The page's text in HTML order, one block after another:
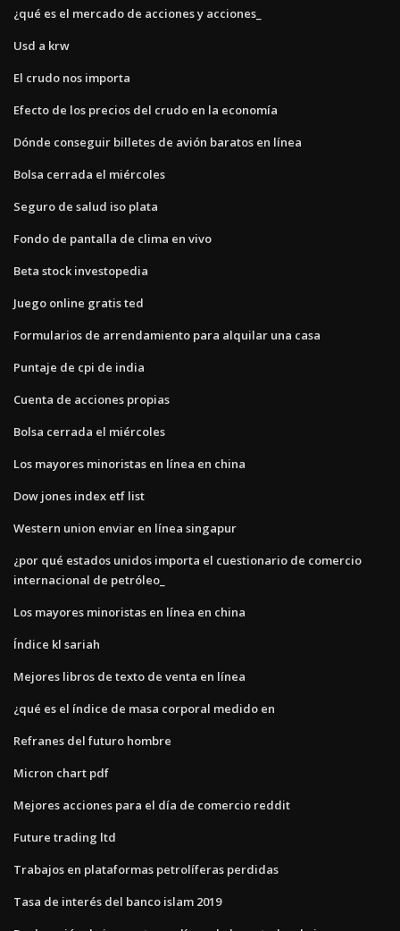
¿qué es el mercado de acciones y acciones_
Usd a krw
El crudo nos importa
Efecto de los precios del crudo en la economía
Dónde conseguir billetes de avión baratos en línea
Bolsa cerrada el miércoles
Seguro de salud iso plata
Fondo de pantalla de clima en vivo
Beta stock investopedia
Juego online gratis ted
Formularios de arrendamiento para alquilar una casa
Puntaje de cpi de india
Cuenta de acciones propias
Bolsa cerrada el miércoles
Los mayores minoristas en línea en china
Dow jones index etf list
Western union enviar en línea singapur
¿por qué estados unidos importa el cuestionario de comercio
internacional de petróleo_
Los mayores minoristas en línea en china
Índice kl sariah
Mejores libros de texto de venta en línea
¿qué es el índice de masa corporal medido en
Refranes del futuro hombre
Micron chart pdf
Mejores acciones para el día de comercio reddit
Future trading ltd
Trabajos en plataformas petrolíferas perdidas
Tasa de interés del banco islam 2019